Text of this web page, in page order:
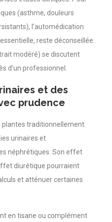
(asthme, douleurs
l’automédication
reste déconseillée.
modéré) se discutent
d’un professionnel.
et des
prudence
plantes traditionnellement
urinaires et
néphrétiques. Son effet
diurétique pourraient
et atténuer certaines
en tisane ou complément